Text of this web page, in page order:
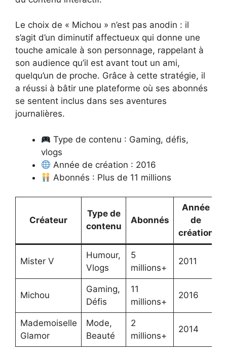
Le choix de « Michou » n’est pas anodin : il
s’agit d’un diminutif affectueux qui donne une
touche amicale à son personnage, rappelant à
son audience qu’il est avant tout un ami,
quelqu’un de proche. Grâce à cette stratégie, il
a réussi à bâtir une plateforme où ses abonnés
se sentent inclus dans ses aventures
journalières.
Type de contenu : Gaming, défis,
vlogs
Année de création : 2016
Abonnés : Plus de 11 millions
Créateur
Type de
contenu
Abonnés
Année
de
création
Mister V
Humour,
Vlogs
5
millions+
2011
Michou
Gaming,
Défis
11
millions+
2016
Mademoiselle
Glamor
Mode,
Beauté
2
millions+
2014